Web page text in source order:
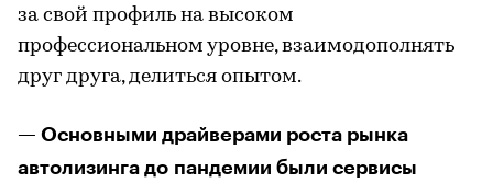
за свой профиль на высоком
профессиональном уровне, взаимодополнять
друг друга, делиться опытом.
— Основными драйверами роста рынка
автолизинга до пандемии были сервисы